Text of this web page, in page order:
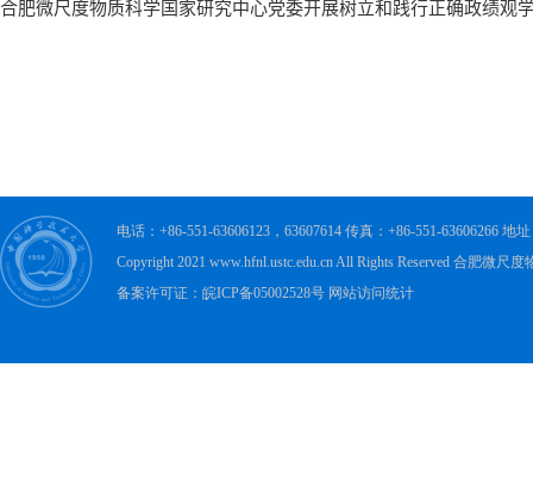
电话：+86-551-63606123，63607614 传真：+86-551-63606266 地
Copyright 2021 www.hfnl.ustc.edu.cn All Rights Reserved 合肥微尺
备案许可证：皖ICP备05002528号 网站访问统计